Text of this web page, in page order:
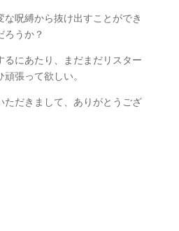
呪縛から抜け出すことができ
ろうか？
るにあたり、まだまだリスター
張って欲しい。
ただきまして、ありがとうござ